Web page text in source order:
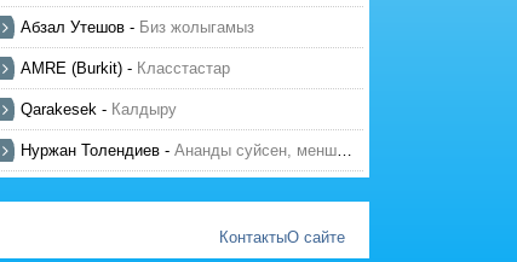
Абзал Утешов - Биз жолыгамыз
AMRE (Burkit) - Класстастар
Qarakesek - Калдыру
Нуржан Толендиев - Ананды суйсен, менше суй
КонтактыО сайте